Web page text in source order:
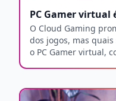
PC Gamer virtual
O Cloud Gaming
dos jogos, mas
o PC Gamer virtual,